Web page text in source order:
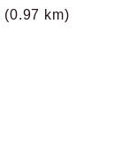
(0.97 km)